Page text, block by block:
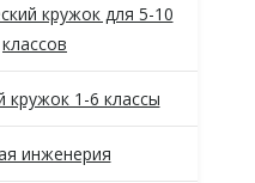
кружок для 5-10
классов
кружок 1-6 классы
инженерия